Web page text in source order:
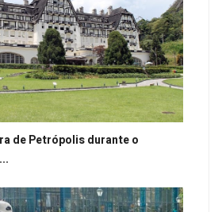
de Petrópolis durante o